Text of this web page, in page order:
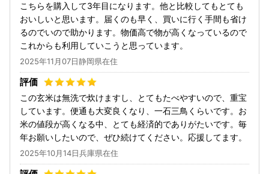
こちらを購入して3年目になります。他と比較してもとても
おいしいと思います。届くのも早く、買いに行く手間も省け
るのでいので助かります。物価高で物が高くなっているので
これからも利用していこうと思っています。
2025年11月07日静岡県在住
この玄米は無洗で炊けますし、とてもたべやすいので、重宝
しています。便通も大変良くなり、一石三鳥くらいです。お
米の値段が高くなる中、とても経済的でありがたいです。毎
年お願いしたいので、ぜひ続けてください。応援してます。
2025年10月14日兵庫県在住